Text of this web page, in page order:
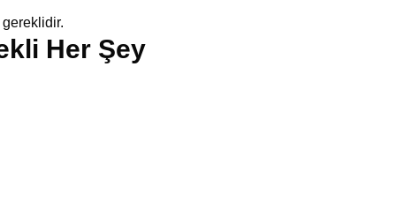
Her Şey